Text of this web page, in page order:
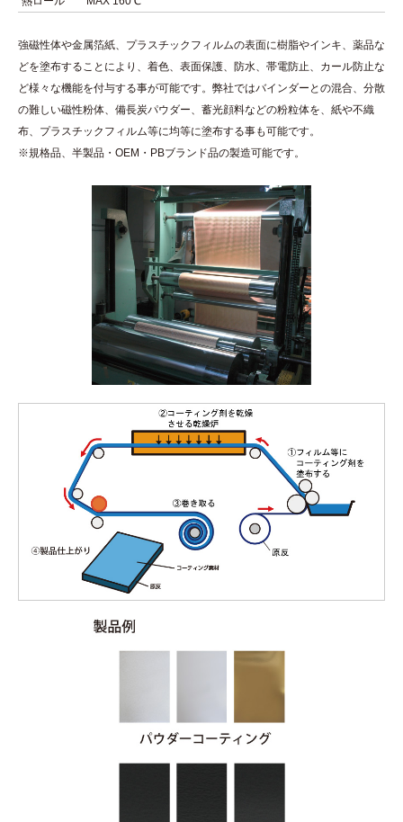
強磁性体や金属箔紙、プラスチックフィルムの表面に樹脂やインキ、薬品な
どを塗布することにより、着色、表面保護、防水、帯電防止、カール防止な
ど様々な機能を付与する事が可能です。弊社ではバインダーとの混合、分散
の難しい磁性粉体、備長炭パウダー、蓄光顔料などの粉粒体を、紙や不織
布、プラスチックフィルム等に均等に塗布する事も可能です。
※規格品、半製品・OEM・PBブランド品の製造可能です。